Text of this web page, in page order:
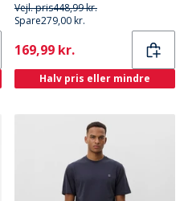
Vejl. pris448,99 kr.
Spare279,00 kr.
Current
169,99 kr.
Halv pris eller mindre